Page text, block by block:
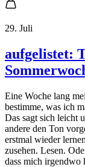
29. Juli
aufgelistet:
Eine Woche lang
bestimme, was ich
Das sagt sich leicht
andere den Ton
erstmal wieder
zusehen. Lesen.
dass mich irgendwo